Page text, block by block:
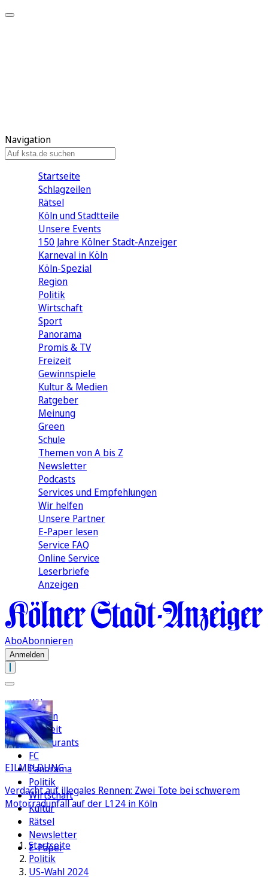
Navigation
Startseite
Schlagzeilen
Rätsel
Köln und Stadtteile
Unsere Events
150 Jahre Kölner Stadt-Anzeiger
Karneval in Köln
Köln-Spezial
Region
Politik
Wirtschaft
Sport
Panorama
Promis & TV
Freizeit
Gewinnspiele
Kultur & Medien
Ratgeber
Meinung
Green
Schule
Themen von A bis Z
Newsletter
Podcasts
Services und Empfehlungen
Wir helfen
Unsere Partner
E-Paper lesen
Service FAQ
Online Service
Leserbriefe
Anzeigen
AboAbonnieren
Anmelden
Köln
Region
Freizeit
Restaurants
FC
Panorama
Politik
Wirtschaft
Kultur
Rätsel
Newsletter
E-Paper
EILMELDUNG
Verdacht auf illegales Rennen: Zwei Tote bei schwerem
Motorradunfall auf der L124 in Köln
Startseite
Politik
US-Wahl 2024